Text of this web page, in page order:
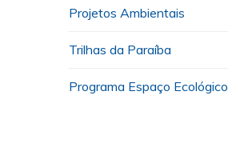
Projetos Ambientais
Trilhas da Paraíba
Programa Espaço Ecológico